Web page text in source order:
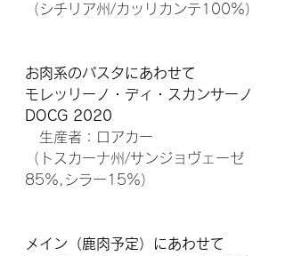
（シチリア州/カッリカンテ100%）
お肉系のパスタにあわせて
モレッリーノ・ディ・スカンサーノ
DOCG 2020
生産者：ロアカー
（トスカーナ州/サンジョヴェーゼ
85%,シラー15%）
メイン（鹿肉予定）にあわせて